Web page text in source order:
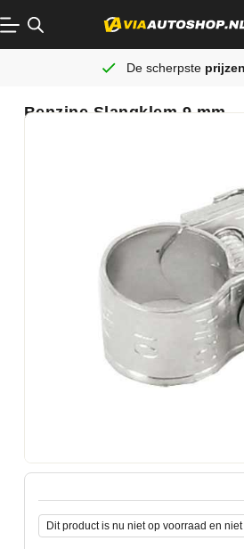
De scherpsteprijzen
Benzine Slangklem 9 mm
Dit product is nu niet op voorraad en